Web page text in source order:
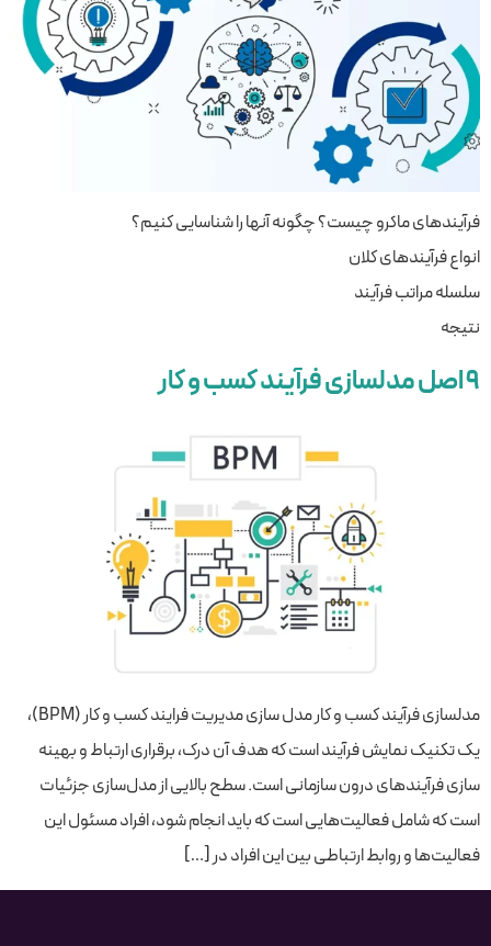
فرآیندهای ماکرو چیست؟ چگونه آنها را شناسایی کنیم؟
انواع فرآیندهای کلان
سلسله مراتب فرآیند
نتیجه
۹ اصل مدلسازی فرآیند کسب و کار
مدلسازی فرآیند کسب و کار مدل سازی مدیریت فرایند کسب و کار (BPM)،
یک تکنیک نمایش فرآیند است که هدف آن درک، برقراری ارتباط و بهینه
سازی فرآیندهای درون سازمانی است. سطح بالایی از مدل‌سازی جزئیات
است که شامل فعالیت‌هایی است که باید انجام شود، افراد مسئول این
فعالیت‌ها و روابط ارتباطی بین این افراد در […]